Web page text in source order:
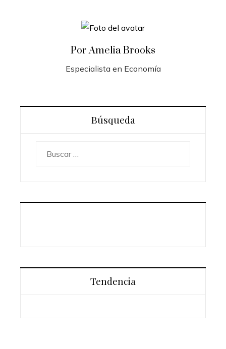
Por Amelia Brooks
Especialista en Economía
Búsqueda
Tendencia